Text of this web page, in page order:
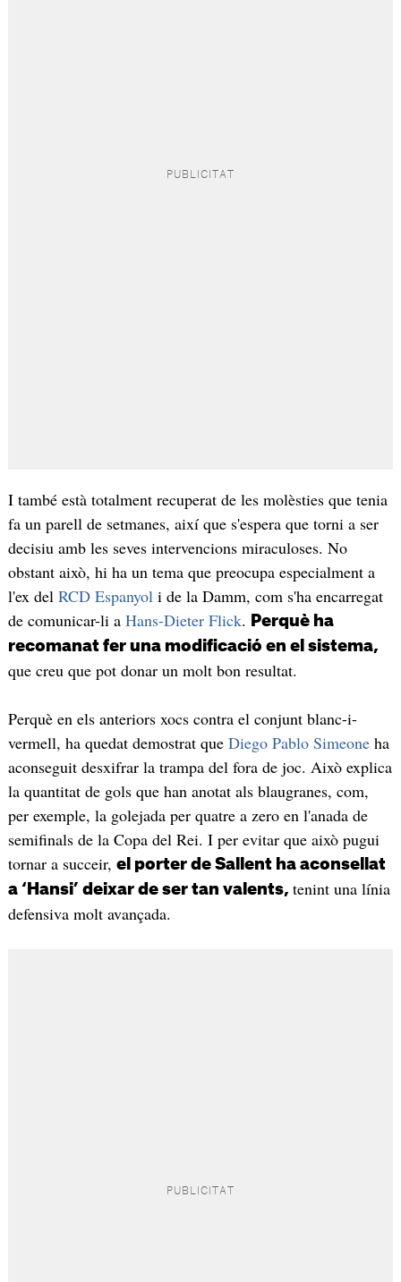
I també està totalment recuperat de les molèsties que tenia
fa un parell de setmanes, així que s'espera que torni a ser
decisiu amb les seves intervencions miraculoses. No
obstant això, hi ha un tema que preocupa especialment a
l'ex del RCD Espanyoli de la Damm, com s'ha encarregat
de comunicar-li a Hans-Dieter Flick.
Perquè ha
recomanat fer una modificació en el sistema,
que creu que pot donar un molt bon resultat.
Perquè en els anteriors xocs contra el conjunt blanc-i-
vermell, ha quedat demostrat que Diego Pablo Simeoneha
aconseguit desxifrar la trampa del fora de joc. Això explica
la quantitat de gols que han anotat als blaugranes, com,
per exemple, la golejada per quatre a zero en l'anada de
semifinals de la Copa del Rei. I per evitar que això pugui
tornar a succeir, el porter de Sallent ha aconsellat
a ‘Hansi’ deixar de ser tan valents, tenint una línia
defensiva molt avançada.